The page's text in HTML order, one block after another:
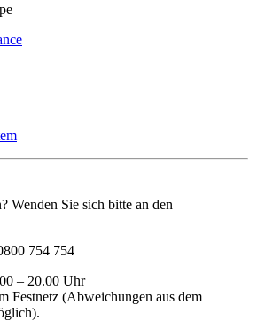
Wenden Sie sich bitte an den
754 754
– 20.00 Uhr
Festnetz (Abweichungen aus dem